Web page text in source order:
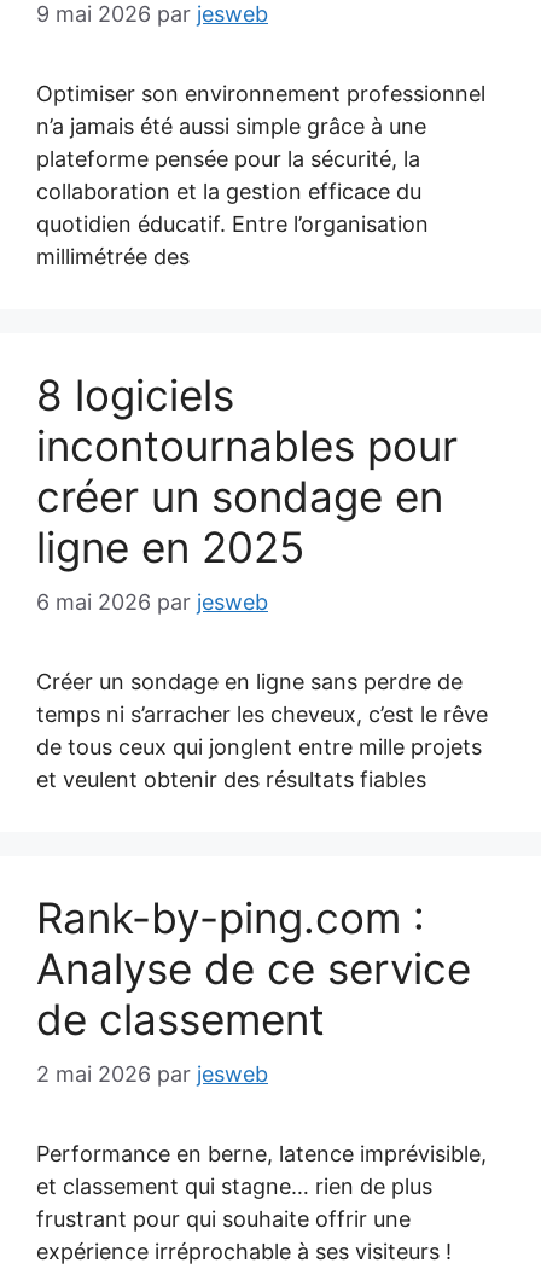
9 mai 2026 par jesweb
Optimiser son environnement professionnel
n’a jamais été aussi simple grâce à une
plateforme pensée pour la sécurité, la
collaboration et la gestion efficace du
quotidien éducatif. Entre l’organisation
millimétrée des
8 logiciels
incontournables pour
créer un sondage en
ligne en 2025
6 mai 2026 par jesweb
Créer un sondage en ligne sans perdre de
temps ni s’arracher les cheveux, c’est le rêve
de tous ceux qui jonglent entre mille projets
et veulent obtenir des résultats fiables
Rank-by-ping.com :
Analyse de ce service
de classement
2 mai 2026 par jesweb
Performance en berne, latence imprévisible,
et classement qui stagne… rien de plus
frustrant pour qui souhaite offrir une
expérience irréprochable à ses visiteurs !